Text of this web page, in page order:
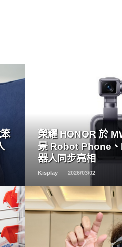
榮耀 HONOR 於
景 Robot Phone
器人同步亮相
Kisplay 2026/03/02